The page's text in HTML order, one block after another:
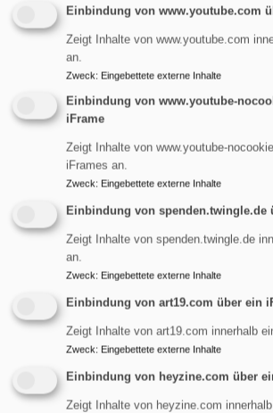
Mehr
braucht der Chor!
Bilddatenbank Fundus
Gospel-
Einfach zum Schnuppern in eine
Gemeindesaal kommen.
Evangelische-
mit Filter
Einbindung von www.youtube.com
Zeigt Inhalte von www.youtube.com
an.
Zweck: Eingebettete externe Inhalte
Einbindung von www.youtube-
iFrame
Zeigt Inhalte von www.youtube-
iFrames an.
Zweck: Eingebettete externe Inhalte
Einbindung von spenden.twingle.de
Zeigt Inhalte von spenden.twingle.de
an.
Zweck: Eingebettete externe Inhalte
Einbindung von art19.com über ein
Zeigt Inhalte von art19.com innerhalb
Zweck: Eingebettete externe Inhalte
Einbindung von heyzine.com über
Zeigt Inhalte von heyzine.com